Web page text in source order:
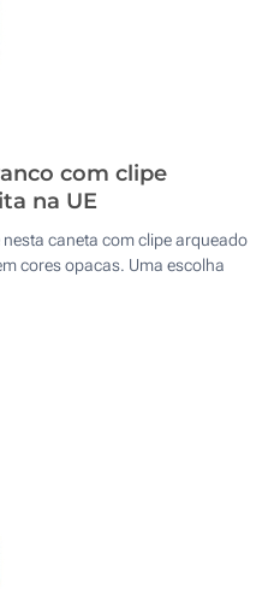
com clipe
na UE
caneta com clipe arqueado
cores opacas. Uma escolha